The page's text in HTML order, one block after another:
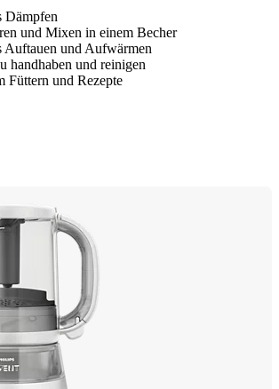
Dämpfen
und Mixen in einem Becher
Auftauen und Aufwärmen
handhaben und reinigen
Füttern und Rezepte